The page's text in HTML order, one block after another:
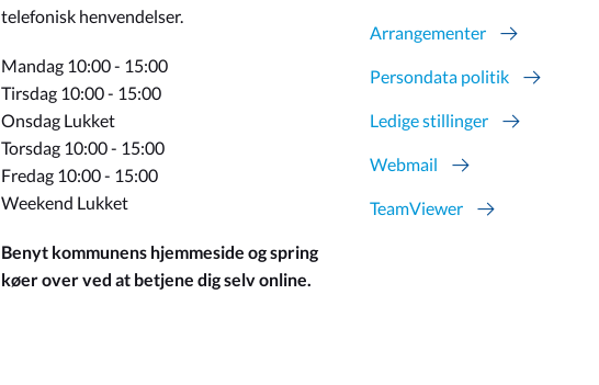
telefonisk henvendelser.
Mandag 10:00 - 15:00
Tirsdag 10:00 - 15:00
Onsdag Lukket
Torsdag 10:00 - 15:00
Fredag 10:00 - 15:00
Weekend Lukket
Benyt kommunens hjemmeside og spring
køer over ved at betjene dig selv online.
Arrangementer
Persondata politik
Ledige stillinger
Webmail
TeamViewer